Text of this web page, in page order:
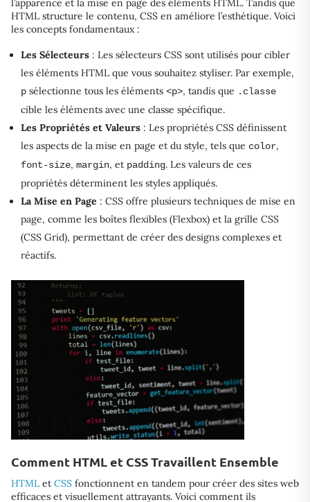
l’apparence et la mise en page des éléments HTML. Tandis que
HTML structure le contenu, CSS en améliore l’esthétique. Voici
les concepts fondamentaux :
Les Sélecteurs: Les sélecteurs CSS sont utilisés pour cibler
les éléments HTML que vous souhaitez styliser. Par exemple,
psélectionne tous les éléments <p>, tandis que .classe
cible les éléments avec une classe spécifique.
Les Propriétés et Valeurs: Les propriétés CSS définissent
les aspects de la mise en page et du style, tels que color,
font-size, margin, et padding. Les valeurs de ces
propriétés déterminent les styles appliqués.
La Mise en Page : CSS offre plusieurs techniques de mise en
page, comme les boîtes flexibles (Flexbox) et la grille CSS
(CSS Grid), permettant de créer des designs complexes et
réactifs.
Comment HTML et CSS Travaillent Ensemble
HTMLet CSSfonctionnent en tandem pour créer des sites web
efficaces et visuellement attrayants. Voici comment ils